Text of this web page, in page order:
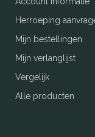
Herroeping
Mijn bestellingen
Mijn verlanglijst
Vergelijk
Alle producten